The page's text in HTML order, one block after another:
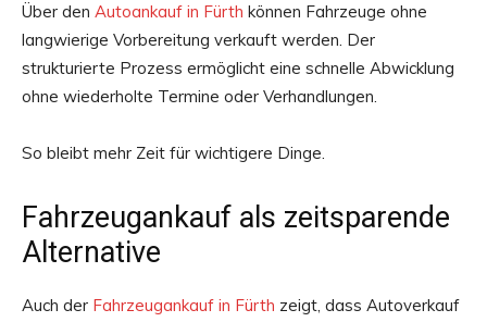
Über den Autoankauf in Fürth können Fahrzeuge ohne
langwierige Vorbereitung verkauft werden. Der
strukturierte Prozess ermöglicht eine schnelle Abwicklung
ohne wiederholte Termine oder Verhandlungen.
So bleibt mehr Zeit für wichtigere Dinge.
Fahrzeugankauf als zeitsparende
Alternative
Auch der Fahrzeugankauf in Fürth zeigt, dass Autoverkauf